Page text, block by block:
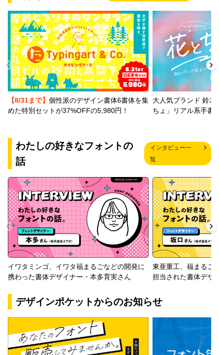
【8/31まで】 個性派のデザイン書体6書体を集
めた特別セットが37%OFFの5,980円！
大人気ブランド 鈴木
ちょ」リアル系手書
わたしの好きなフォントの
話
インタビュー一
覧
イワタミンゴ、イワタ福まるごなどの開発に
携わった書体デザイナー・本多育実さん
東亜重工、福まるご
担当された書体デザ
デザインポケットからのお知らせ